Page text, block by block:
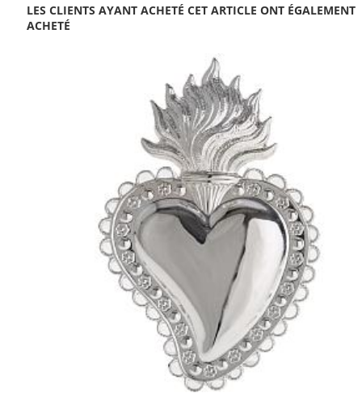
LES CLIENTS AYANT ACHETÉ CET ARTICLE ONT ÉGALEMENT
ACHETÉ